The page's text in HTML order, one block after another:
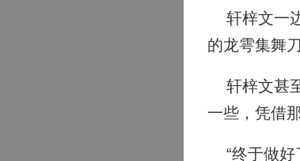
轩梓文一
的龙雩集舞
轩梓文甚
一些，凭借
“终于做好